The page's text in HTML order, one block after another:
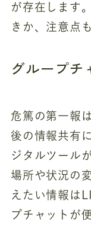
が存在します
きか、注意点
グループチ
危篤の第一報
後の情報共有
ジタルツール
場所や状況の
えたい情報は
プチャットが